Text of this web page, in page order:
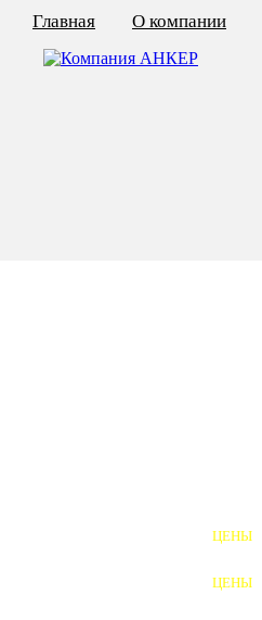
ЦЕНЫ
ЦЕНЫ
ШАЙБЫ ФУНДАМЕНТНЫЕ
Главная О компании